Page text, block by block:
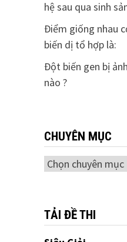
hệ sau qua sinh
Điểm giống nhau
biến dị tổ hợp là:
Đột biến gen bị
nào ?
CHUYÊN MỤC
Chuyên
TẢI ĐỀ THI